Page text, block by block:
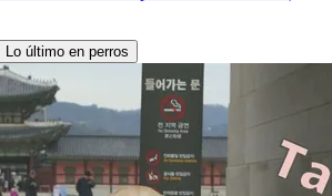
Lo último en perros